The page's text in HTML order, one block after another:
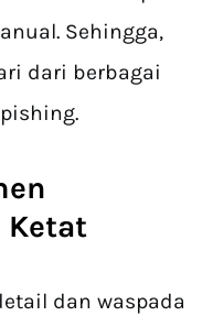
Sehingga,
dari berbagai
Ketat
dan waspada